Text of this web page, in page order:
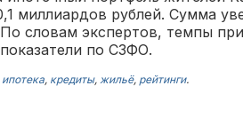
миллиардов рублей. Сумма
словам экспертов, темпы
по СЗФО.
ипотека, кредиты, жильё, рейтинги.